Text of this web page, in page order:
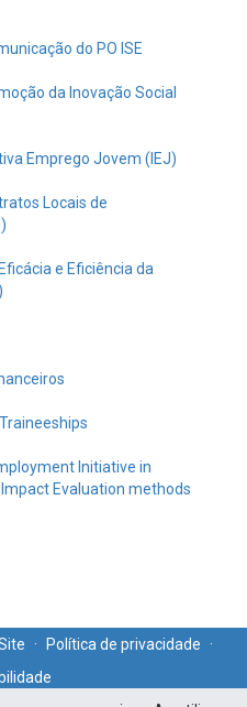
do PO ISE
da Inovação Social
Emprego Jovem (IEJ)
Locais de
e Eficiência da
Initiative in
Evaluation methods
· Política de privacidade
·